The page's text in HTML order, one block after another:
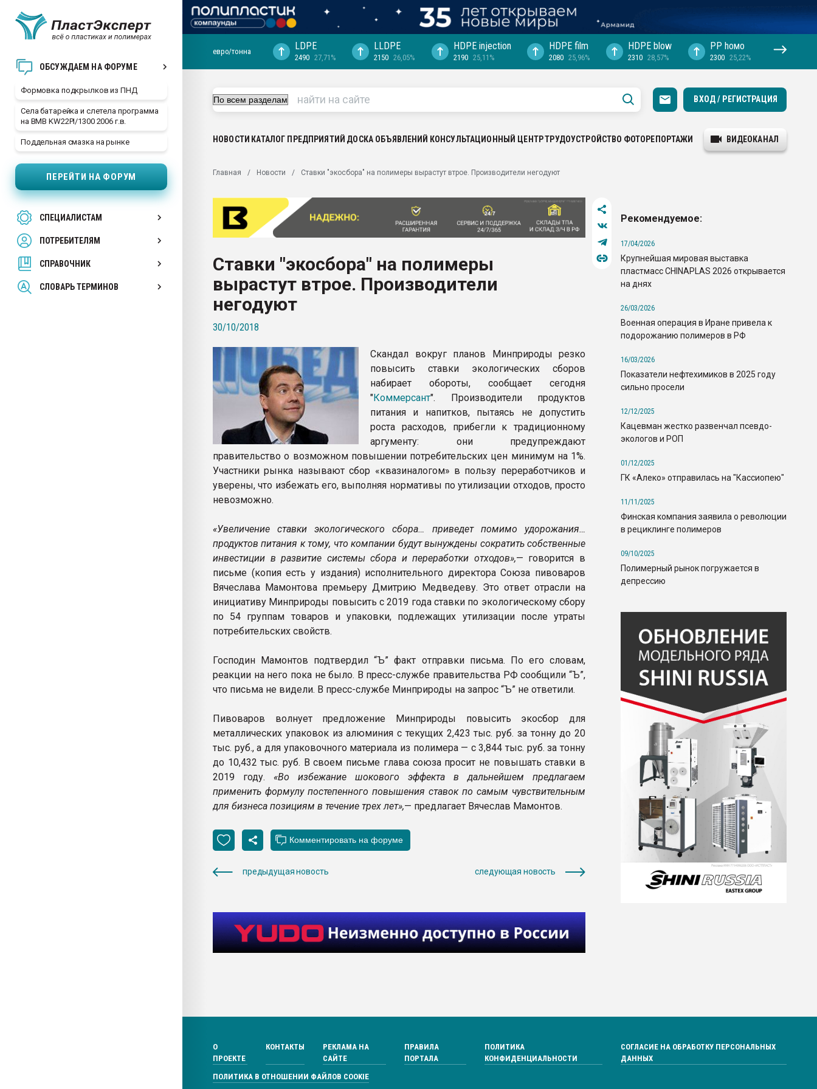
ОБСУЖДАЕМ НА ФОРУМЕ
Формовка подкрылков из ПНД
Села батарейка и слетела программа
на BMB KW22PI/1300 2006 г.в.
Поддельная смазка на рынке
ПЕРЕЙТИ НА ФОРУМ
СПЕЦИАЛИСТАМ
ПОТРЕБИТЕЛЯМ
СПРАВОЧНИК
СЛОВАРЬ ТЕРМИНОВ
29.07.2026 ФРП помог "Ижевскому
Вакуум-формовочные машины:
28.07.2026 Автоматизация выходит на
первый план в переработке
пластмасс
ситуацией на строительном рынке
Всё, что касается выдува ПЭТ
бутылок
ПЕРЕЙТИ НА ФОРУМ
евро/тонна LDPE
2490 27,71%
LLDPE
2150 26,05%
HDPE injection
2190 25,11%
HDPE film
2080 25,96%
HDPE blow
2310 28,57%
PP hомо
2300 25,22%
ВХОД / РЕГИСТРАЦИЯ
НОВОСТИ КАТАЛОГ ПРЕДПРИЯТИЙ ДОСКА ОБЪЯВЛЕНИЙ КОНСУЛЬТАЦИОННЫЙ ЦЕНТРТРУДОУСТРОЙСТВО ФОТОРЕПОРТАЖИ ВИДЕОКАНАЛ
Главная Новости Ставки "экосбора" на полимеры вырастут втрое. Производители негодуют
Ставки "экосбора" на полимеры
вырастут втрое. Производители
негодуют
30/10/2018
Скандал вокруг планов Минприроды резко
повысить ставки экологических сборов
набирает обороты, сообщает сегодня
"Коммерсант". Производители продуктов
питания и напитков, пытаясь не допустить
роста расходов, прибегли к традиционному
аргументу: они предупреждают
правительство о возможном повышении потребительских цен минимум на 1%.
Участники рынка называют сбор «квазиналогом» в пользу переработчиков и
уверены, что избежать его, выполняя нормативы по утилизации отходов, просто
невозможно.
«Увеличение ставки экологического сбора… приведет помимо удорожания…
продуктов питания к тому, что компании будут вынуждены сократить собственные
инвестиции в развитие системы сбора и переработки отходов»,— говорится в
письме (копия есть у издания) исполнительного директора Союза пивоваров
Вячеслава Мамонтова премьеру Дмитрию Медведеву. Это ответ отрасли на
инициативу Минприроды повысить с 2019 года ставки по экологическому сбору
по 54 группам товаров и упаковки, подлежащих утилизации после утраты
потребительских свойств.
Господин Мамонтов подтвердил “Ъ” факт отправки письма. По его словам,
реакции на него пока не было. В пресс-службе правительства РФ сообщили “Ъ”,
что письма не видели. В пресс-службе Минприроды на запрос “Ъ” не ответили.
Пивоваров волнует предложение Минприроды повысить экосбор для
металлических упаковок из алюминия с текущих 2,423 тыс. руб. за тонну до 20
тыс. руб., а для упаковочного материала из полимера — с 3,844 тыс. руб. за тонну
до 10,432 тыс. руб. В своем письме глава союза просит не повышать ставки в
2019 году. «Во избежание шокового эффекта в дальнейшем предлагаем
применить формулу постепенного повышения ставок по самым чувствительным
для бизнеса позициям в течение трех лет»,— предлагает Вячеслав Мамонтов.
предыдущая новость следующая новость
Рекомендуемое:
17/04/2026
Крупнейшая мировая выставка
пластмасс CHINAPLAS 2026 открывается
на днях
26/03/2026
Военная операция в Иране привела к
подорожанию полимеров в РФ
16/03/2026
Показатели нефтехимиков в 2025 году
сильно просели
12/12/2025
Кацевман жестко развенчал псевдо-
экологов и РОП
01/12/2025
ГК «Алеко» отправилась на "Кассиопею"
11/11/2025
Финская компания заявила о революции
в рециклинге полимеров
09/10/2025
Полимерный рынок погружается в
депрессию
О
ПРОЕКТЕ
КОНТАКТЫ
РЕКЛАМА НА
САЙТЕ
ПРАВИЛА
ПОРТАЛА
ПОЛИТИКА
КОНФИДЕНЦИАЛЬНОСТИ
СОГЛАСИЕ НА ОБРАБОТКУ ПЕРСОНАЛЬНЫХ
ДАННЫХ
ПОЛИТИКА В ОТНОШЕНИИ ФАЙЛОВ COOKIE